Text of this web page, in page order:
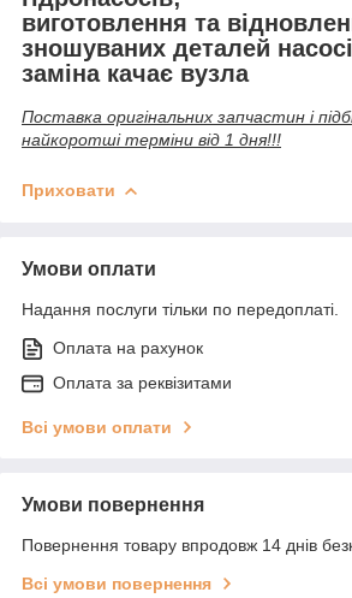
виготовлення та
зношуваних деталей
заміна качає вузла
Поставка оригінальних запчастин і
найкоротші терміни від 1 дня!!!
Приховати
Умови оплати
Надання послуги тільки по передоплаті.
Оплата на рахунок
Оплата за реквізитами
Всі умови оплати
Умови повернення
Повернення товару впродовж 14 днів
Всі умови повернення